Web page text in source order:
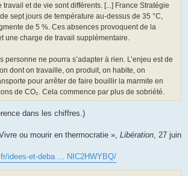
travail et de vie sont différents. [...] France Stratégie
sept jours de température au-dessus de 35 °C,
de 5 %. Ces absences provoquent de la
une charge de travail supplémentaire.
personne ne pourra s’adapter à rien. L’enjeu est de
dont on travaille, on produit, on habite, on
pour arrêter de faire bouillir la marmite en
de CO₂. Cela commence par plus de sobriété.
dans les chiffres.)
ou mourir en thermocratie », Libération, 27 juin
idees-et-deba ... NIC2HWYBQ/